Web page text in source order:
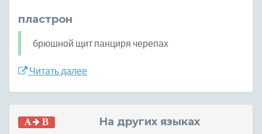
пластрон
брюшной щит панциря черепах
Читать далее
На других языках